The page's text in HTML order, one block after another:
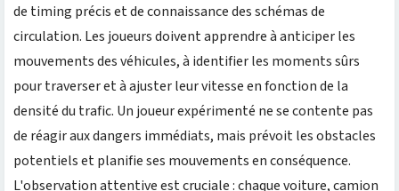
de timing précis et de connaissance des schémas de
circulation. Les joueurs doivent apprendre à anticiper les
mouvements des véhicules, à identifier les moments sûrs
pour traverser et à ajuster leur vitesse en fonction de la
densité du trafic. Un joueur expérimenté ne se contente pas
de réagir aux dangers immédiats, mais prévoit les obstacles
potentiels et planifie ses mouvements en conséquence.
L'observation attentive est cruciale : chaque voiture, camion